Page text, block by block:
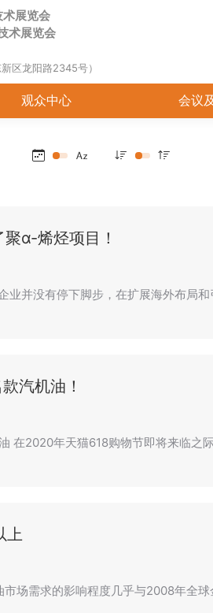
展览会
术展览会
区龙阳路2345号）
观众中心 会议
α-烯烃项目！
业并没有停下脚步，在扩展海外布局
汽机油！
在2020年天猫618购物节即将来临之
上
场需求的影响程度几乎与2008年全
展商中心